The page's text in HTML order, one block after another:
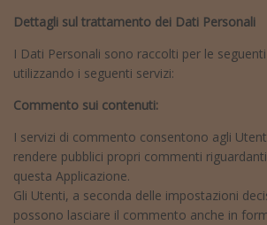
Dettagli sul trattamento dei Dati Personali
I Dati Personali sono raccolti per le
utilizzando i seguenti servizi:
Commento sui contenuti:
I servizi di commento consentono agli
rendere pubblici propri commenti
questa Applicazione.
Gli Utenti, a seconda delle impostazioni
possono lasciare il commento anche in